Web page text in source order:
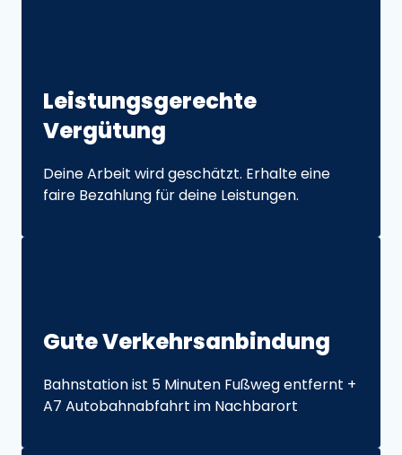
Vergütung
Deine Arbeit wird geschätzt. Erhalte eine
faire Bezahlung für deine Leistungen.
Gute Verkehrs­an­bin­dung
Bahnstation ist 5 Minuten Fußweg entfernt +
A7 Autobahnabfahrt im Nachbarort